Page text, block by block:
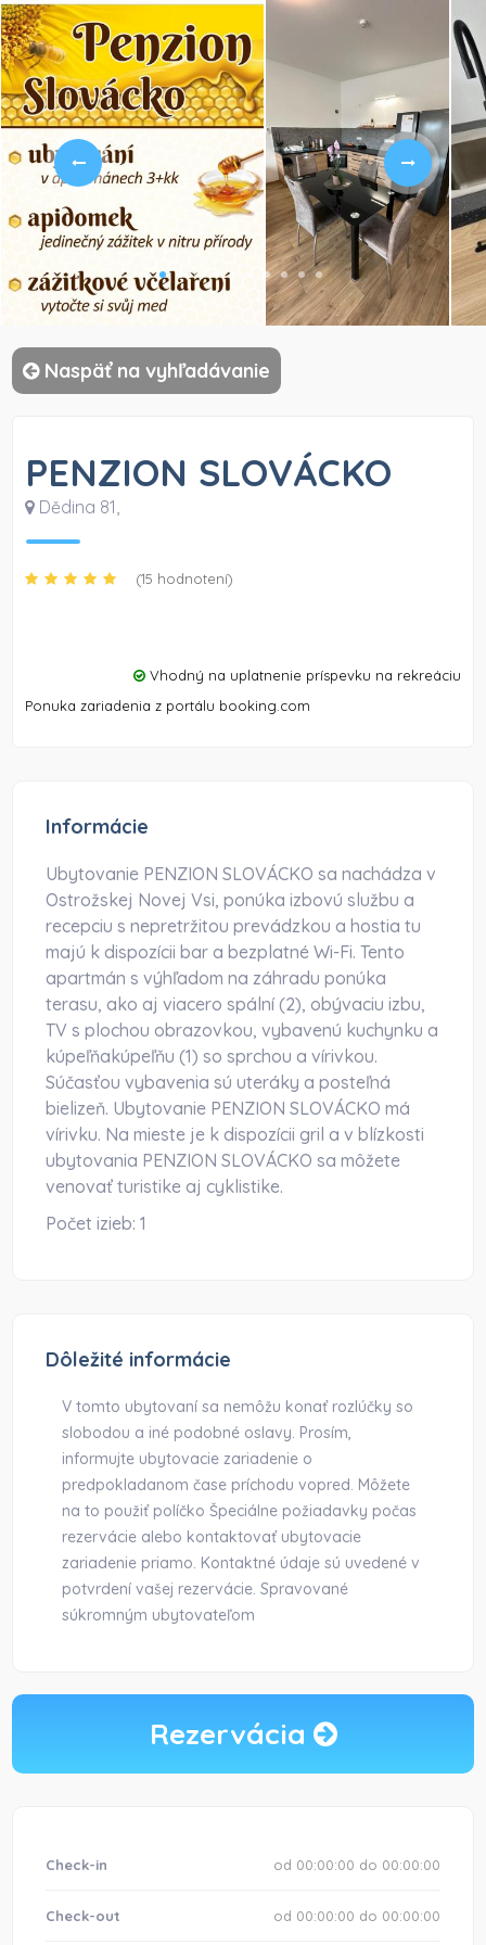
)
Naspäť na vyhľadávanie
PENZION SLOVÁCKO
Dědina 81,
(15 hodnotení)
Vhodný na uplatnenie príspevku na rekreáciu
Ponuka zariadenia z portálu booking.com
Informácie
Ubytovanie PENZION SLOVÁCKO sa nachádza v
Ostrožskej Novej Vsi, ponúka izbovú službu a
recepciu s nepretržitou prevádzkou a hostia tu
majú k dispozícii bar a bezplatné Wi-Fi. Tento
apartmán s výhľadom na záhradu ponúka
terasu, ako aj viacero spální (2), obývaciu izbu,
TV s plochou obrazovkou, vybavenú kuchynku a
kúpeľňakúpeľňu (1) so sprchou a vírivkou.
Súčasťou vybavenia sú uteráky a posteľná
bielizeň. Ubytovanie PENZION SLOVÁCKO má
vírivku. Na mieste je k dispozícii gril a v blízkosti
ubytovania PENZION SLOVÁCKO sa môžete
venovať turistike aj cyklistike.
Počet izieb:1
Dôležité informácie
V tomto ubytovaní sa nemôžu konať rozlúčky so
slobodou a iné podobné oslavy. Prosím,
informujte ubytovacie zariadenie o
predpokladanom čase príchodu vopred. Môžete
na to použiť políčko Špeciálne požiadavky počas
rezervácie alebo kontaktovať ubytovacie
zariadenie priamo. Kontaktné údaje sú uvedené v
potvrdení vašej rezervácie. Spravované
súkromným ubytovateľom
Rezervácia
Check-in od 00:00:00 do 00:00:00
Check-out od 00:00:00 do 00:00:00